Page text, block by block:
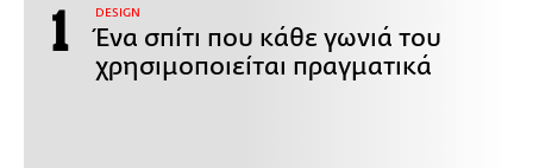
DESIGN
Ένα σπίτι που κάθε γωνιά του
χρησιμοποιείται πραγματικά